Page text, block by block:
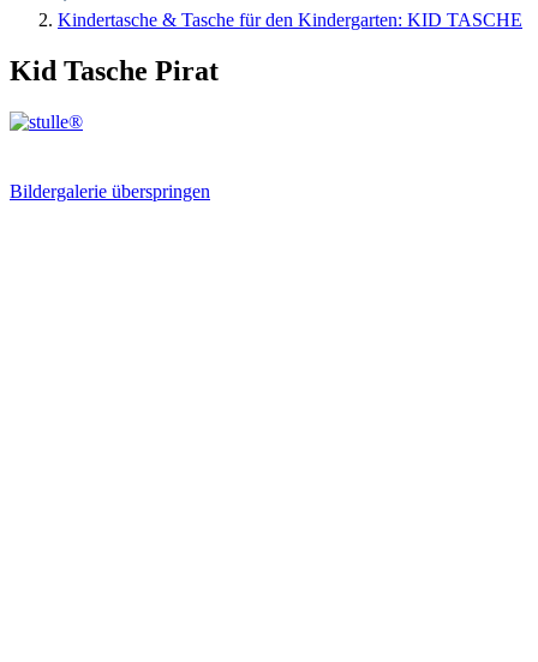
Kindertasche & Tasche für den Kindergarten: KID TASCHE
Kid Tasche Pirat
Bildergalerie überspringen